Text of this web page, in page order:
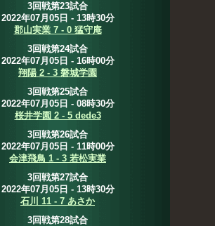
3回戦第23試合
2022年07月05日 - 13時30分
郡山実業 7 - 0 猛守庵
3回戦第24試合
2022年07月05日 - 16時00分
翔陽 2 - 3 磐城学園
3回戦第25試合
2022年07月05日 - 08時30分
桜井学園 2 - 5 dede3
3回戦第26試合
2022年07月05日 - 11時00分
会津飛鳥 1 - 3 若松実業
3回戦第27試合
2022年07月05日 - 13時30分
石川 11 - 7 あさか
3回戦第28試合